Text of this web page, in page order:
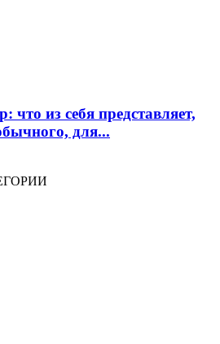
из себя представляет,
для...